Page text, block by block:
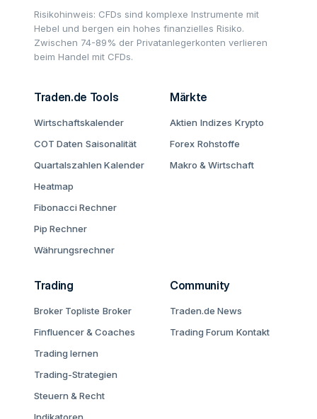
Risikohinweis: CFDs sind komplexe Instrumente mit
Hebel und bergen ein hohes finanzielles Risiko.
Zwischen 74-89% der Privatanlegerkonten verlieren
beim Handel mit CFDs.
Traden.de Tools
Wirtschaftskalender
COT Daten Saisonalität
Quartalszahlen Kalender
Heatmap
Fibonacci Rechner
Pip Rechner
Währungsrechner
Märkte
Aktien Indizes Krypto
Forex Rohstoffe
Makro & Wirtschaft
Trading
Broker Topliste Broker
Finfluencer & Coaches
Trading lernen
Trading-Strategien
Steuern & Recht
Community
Traden.de News
Trading Forum Kontakt